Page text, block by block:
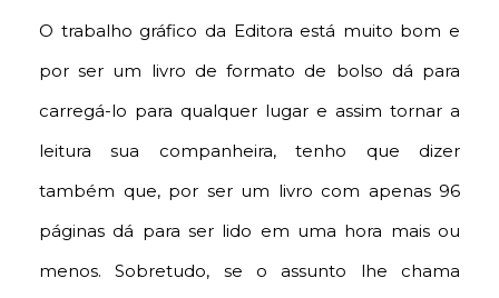
O trabalho gráfico da Editora está muito bom e
por ser um livro de formato de bolso dá para
carregá-lo para qualquer lugar e assim tornar a
leitura sua companheira, tenho que dizer
também que, por ser um livro com apenas 96
páginas dá para ser lido em uma hora mais ou
menos. Sobretudo, se o assunto lhe chama